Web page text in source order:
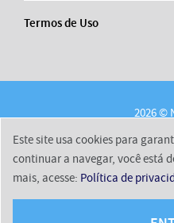
Termos de Uso
2026 ©
Sobre a WebGo
Este site usa cookies para
continuar a navegar, você está
mais, acesse: Política de